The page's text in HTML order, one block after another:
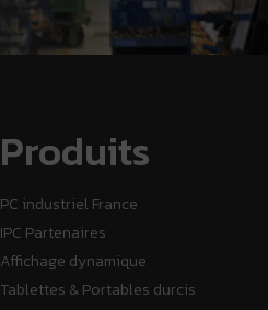
Produits
PC industriel France
IPC Partenaires
Affichage dynamique
Tablettes & Portables durcis